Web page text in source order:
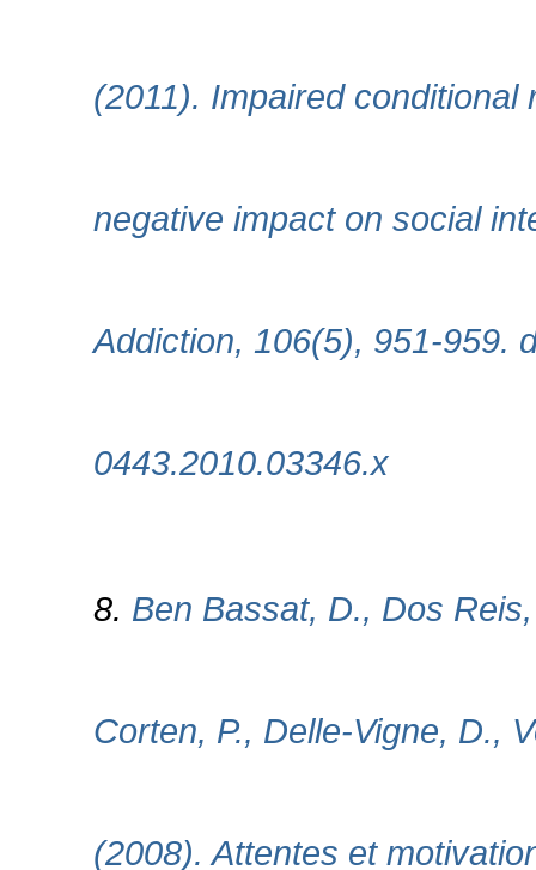
(2011). Impaired
negative impact on social
Addiction, 106(5), 951-959.
0443.2010.03346.x
8. Ben Bassat, D., Dos
Corten, P., Delle-Vigne, D.,
(2008). Attentes et